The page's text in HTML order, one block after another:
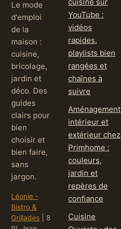
Le mode
d'emploi
de la
maison :
cuisine,
bricolage,
jardin et
déco. Des
guides
clairs pour
bien
choisir et
bien faire,
sans
jargon.
Léonie -
Bistro &
Grillades
8
YouTube :
vidéos
rapides,
playlists bien
rangées et
chaînes à
suivre
Aménagement
intérieur et
extérieur chez
Primhome :
couleurs,
jardin et
repères de
confiance
Cuisine